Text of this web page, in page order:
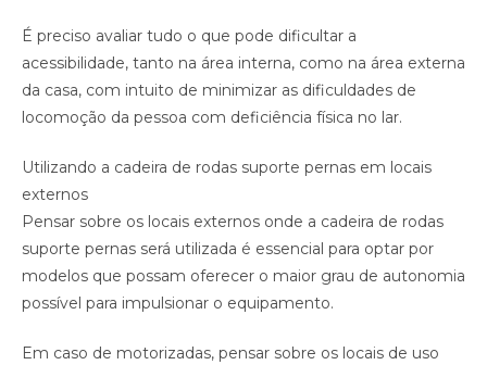
É preciso avaliar tudo o que pode dificultar a
acessibilidade, tanto na área interna, como na área externa
da casa, com intuito de minimizar as dificuldades de
locomoção da pessoa com deficiência física no lar.
Utilizando a cadeira de rodas suporte pernas em locais
externos
Pensar sobre os locais externos onde a cadeira de rodas
suporte pernas será utilizada é essencial para optar por
modelos que possam oferecer o maior grau de autonomia
possível para impulsionar o equipamento.
Em caso de motorizadas, pensar sobre os locais de uso